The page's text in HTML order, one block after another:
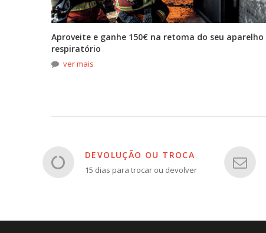
Aproveite e ganhe 150€ na retoma do seu aparelho
respiratório
ver mais
DEVOLUÇÃO OU TROCA
15 dias para trocar ou devolver